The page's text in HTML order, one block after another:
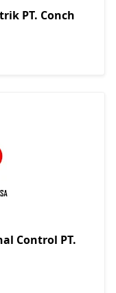
PT. Conch
Control PT.